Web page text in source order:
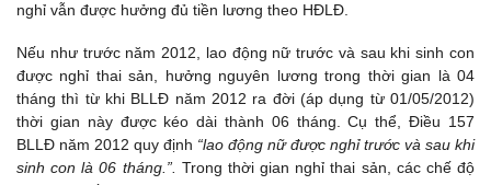
nghỉ vẫn được hưởng đủ tiền lương theo HĐLĐ.
Nếu như trước năm 2012, lao động nữ trước và sau khi sinh con
được nghỉ thai sản, hưởng nguyên lương trong thời gian là 04
tháng thì từ khi BLLĐ năm 2012 ra đời (áp dụng từ 01/05/2012)
thời gian này được kéo dài thành 06 tháng. Cụ thể, Điều 157
BLLĐ năm 2012 quy định “lao động nữ được nghỉ trước và sau khi
sinh con là 06 tháng.”. Trong thời gian nghỉ thai sản, các chế độ